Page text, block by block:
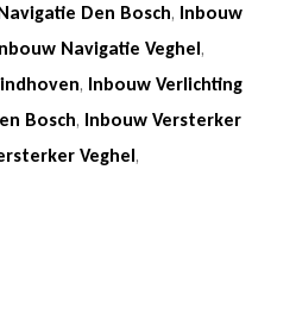
Den Bosch, Inbouw
Navigatie Veghel,
, Inbouw Verlichting
Bosch, Inbouw Versterker
Veghel,